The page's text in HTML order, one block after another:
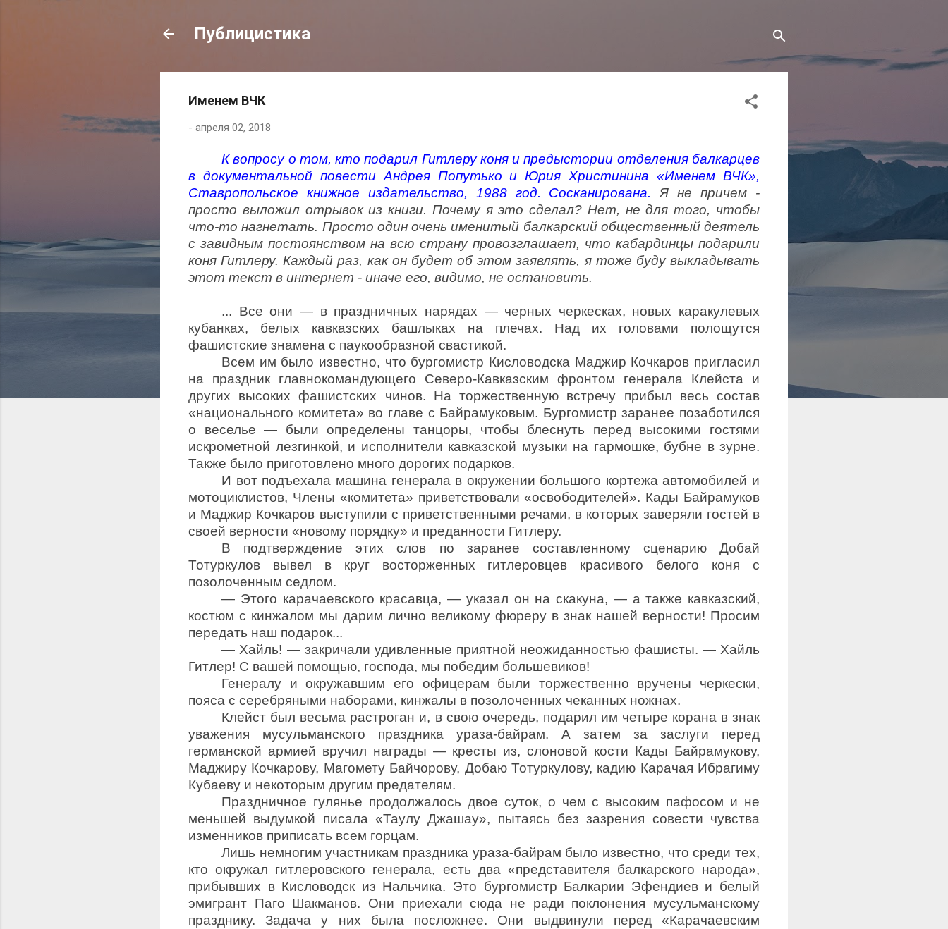
Публицистика
Именем ВЧК
- апреля 02, 2018
К вопросу о том, кто подарил Гитлеру коня и предыстории отделения балкарцев
в документальной повести Андрея Попутько и Юрия Христинина «Именем ВЧК»,
Ставропольское книжное издательство, 1988 год. Сосканирована.
Я не причем -
просто выложил отрывок из книги. Почему я это сделал? Нет, не для того, чтобы
что-то нагнетать. Просто один очень именитый балкарский общественный деятель
с завидным постоянством на всю страну провозглашает, что кабардинцы подарили
коня Гитлеру. Каждый раз, как он будет об этом заявлять, я тоже буду выкладывать
этот текст в интернет - иначе его, видимо, не остановить.
... Все они — в праздничных нарядах — черных черкесках, новых каракулевых
кубанках, белых кавказских башлыках на плечах. Над их головами по­лощутся
фашистские знамена с паукообразной сва­стикой.
Всем им было известно, что бургомистр Кисловодска Маджир Кочкаров пригласил
на праздник главнокоман­дующего Северо-Кавказским фронтом генерала Клейста и
других высоких фашистских чинов. На торжественную встречу прибыл весь состав
«национального комитета» во главе с Байрамуковым. Бургомистр заранее позаботился
о веселье — были определены танцоры, чтобы блеснуть перед высокими гостями
искрометной лезгинкой, и исполнители кавказской музыки на гармошке, бубне в зурне.
Также было приготовлено много дорогих подарков.
И вот подъехала машина генерала в окружении большого кортежа автомобилей и
мотоциклистов, Члены «комитета» приветствовали «освободителей». Кады Байрамуков
и Маджир Кочкаров выступили с приветственными речами, в которых заверяли гостей в
своей верности «новому порядку» и преданности Гитлеру.
В подтверждение этих слов по заранее составленному сценарию Добай
Тотуркулов вывел в круг восторженных гитлеровцев красивого белого коня с
позолоченным седлом.
— Этого карачаевского красавца, — указал он на скакуна, — а также кавказский,
костюм с кинжалом мы дарим лично великому фюреру в знак нашей верности! Просим
передать наш подарок...
— Хайль! — закричали удивленные приятной неожиданностью фашисты. — Хайль
Гитлер! С вашей помощью, господа, мы победим большевиков!
Генералу и окружавшим его офицерам были торжественно вручены черкески,
пояса с серебряными наборами, кинжалы в позолоченных чеканных ножнах.
Клейст был весьма растроган и, в свою очередь, подарил им четыре корана в знак
уважения мусульманского праздника ураза-байрам. А затем за заслуги перед
германской армией вручил награды — кресты из, слоновой кости Кады Байрамукову,
Маджиру Кочкарову, Магомету Байчорову, Добаю Тотуркулову, кадию Карачая Ибрагиму
Кубаеву и некоторым другим предателям.
Праздничное гулянье продолжалось двое суток, о чем с высоким пафосом и не
меньшей выдумкой писала «Таулу Джашау», пытаясь без зазрения совести чувства
изменников приписать всем горцам.
Лишь немногим участникам праздника ураза-байрам было известно, что среди тех,
кто окружал гитлеровского генерала, есть два «представителя балкарского народа»,
прибывших в Кисловодск из Нальчика. Это бургомистр Балкарии Эфендиев и белый
эмигрант Паго Шакманов. Они приехали сюда не ради поклонения мусульманскому
празднику. Задача у них была посложнее. Они выдвинули перед «Карачаевским